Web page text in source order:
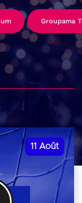
Groupama
11 Août